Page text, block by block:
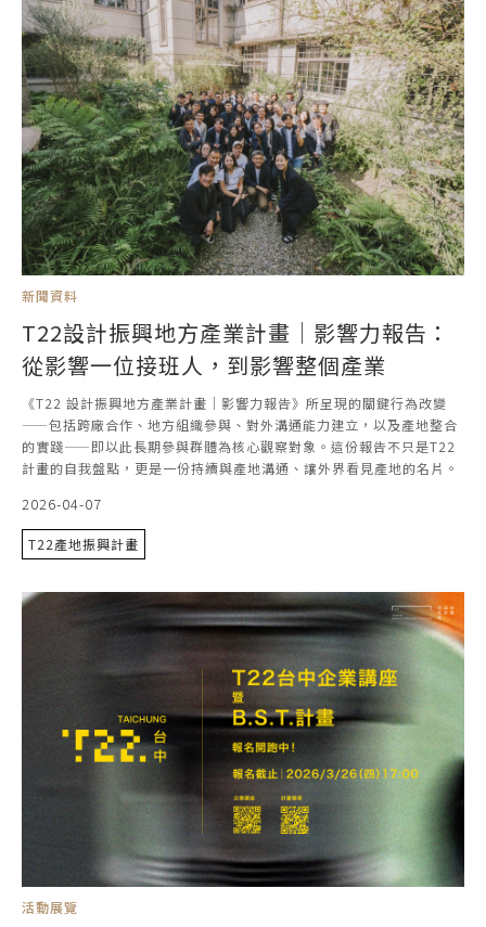
新聞資料
T22設計振興地方產業計畫｜影響力報告：
從影響一位接班人，到影響整個產業
《T22 設計振興地方產業計畫｜影響力報告》所呈現的關鍵行為改變
——包括跨廠合作、地方組織參與、對外溝通能力建立，以及產地整合
的實踐——即以此長期參與群體為核心觀察對象。這份報告不只是T22
計畫的自我盤點，更是一份持續與產地溝通、讓外界看見產地的名片。
2026-04-07
T22產地振興計畫
活動展覽